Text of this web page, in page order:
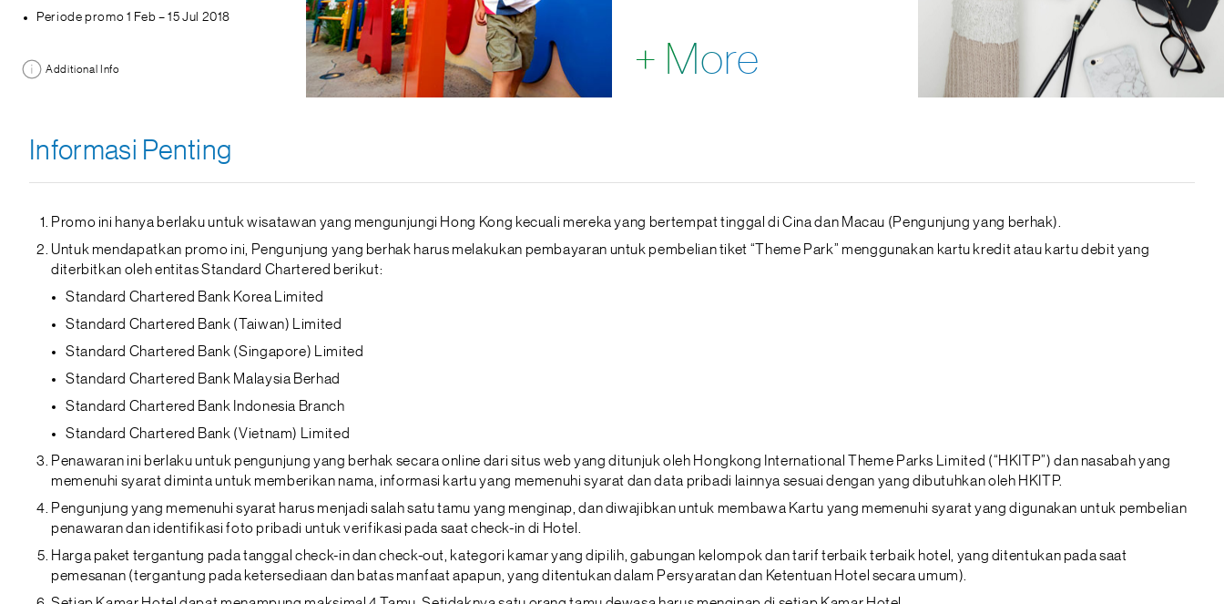
Periode promo 1 Feb – 15 Jul 2018
Additional Info + More
Informasi Penting
Promo ini hanya berlaku untuk wisatawan yang mengunjungi Hong Kong kecuali mereka yang bertempat tinggal di Cina dan Macau (Pengunjung yang berhak).
Untuk mendapatkan promo ini, Pengunjung yang berhak harus melakukan pembayaran untuk pembelian tiket “Theme Park” menggunakan kartu kredit atau kartu debit yang
diterbitkan oleh entitas Standard Chartered berikut:
Standard Chartered Bank Korea Limited
Standard Chartered Bank (Taiwan) Limited
Standard Chartered Bank (Singapore) Limited
Standard Chartered Bank Malaysia Berhad
Standard Chartered Bank Indonesia Branch
Standard Chartered Bank (Vietnam) Limited
Penawaran ini berlaku untuk pengunjung yang berhak secara online dari situs web yang ditunjuk oleh Hongkong International Theme Parks Limited (“HKITP”) dan nasabah yang
memenuhi syarat diminta untuk memberikan nama, informasi kartu yang memenuhi syarat dan data pribadi lainnya sesuai dengan yang dibutuhkan oleh HKITP.
Pengunjung yang memenuhi syarat harus menjadi salah satu tamu yang menginap, dan diwajibkan untuk membawa Kartu yang memenuhi syarat yang digunakan untuk pembelian
penawaran dan identifikasi foto pribadi untuk verifikasi pada saat check-in di Hotel.
Harga paket tergantung pada tanggal check-in dan check-out, kategori kamar yang dipilih, gabungan kelompok dan tarif terbaik terbaik hotel, yang ditentukan pada saat
pemesanan (tergantung pada ketersediaan dan batas manfaat apapun, yang ditentukan dalam Persyaratan dan Ketentuan Hotel secara umum).